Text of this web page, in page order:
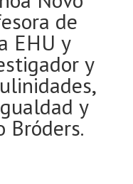
de
EHU y
y
y
Bróders.